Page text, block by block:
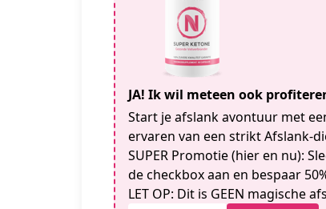
JA! Ik wil meteen ook
Start je afslank avontuur met
ervaren van een strikt Afslank-
SUPER Promotie (hier en nu):
de checkbox aan en bespaar
LET OP: Dit is GEEN magische